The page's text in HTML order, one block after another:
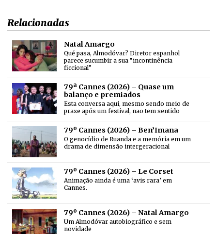
Relacionadas
Natal Amargo
Qué pasa, Almodóvar? Diretor espanhol
parece sucumbir a sua “incontinência
ficcional”
79ª Cannes (2026) – Quase um
balanço e premiados
Esta conversa aqui, mesmo sendo meio de
praxe após um festival, não tem sentido
79º Cannes (2026) – Ben’Imana
O genocídio de Ruanda e a memória em um
drama de dimensão intergeracional
79º Cannes (2026) – Le Corset
Animação ainda é uma ‘avis rara’ em
Cannes.
79º Cannes (2026) – Natal Amargo
Um Almodóvar autobiográfico e sem
novidade